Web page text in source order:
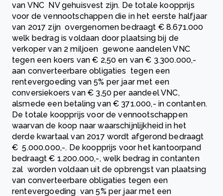
van VNC NV gehuisvest zijn. De totale koopprijs
voor de vennootschappen die in het eerste halfjaar
van 2017 zijn overgenomen bedraagt € 8.671.000
welk bedrag is voldaan door plaatsing bij de
verkoper van 2 miljoen gewone aandelen VNC
tegen een koers van € 2,50 en van € 3.300.000,-
aan converteerbare obligaties tegen een
rentevergoeding van 5% per jaar met een
conversiekoers van € 3,50 per aandeel VNC,
alsmede een betaling van € 371.000,- in contanten.
De totale koopprijs voor de vennootschappen
waarvan de koop naar waarschijnlijkheid in het
derde kwartaal van 2017 wordt afgerond bedraagt
€ 5.000.000,-. De koopprijs voor het kantoorpand
bedraagt € 1.200.000,-, welk bedrag in contanten
zal worden voldaan uit de opbrengst van plaatsing
van converteerbare obligaties tegen een
rentevergoeding van 5% per jaar met een